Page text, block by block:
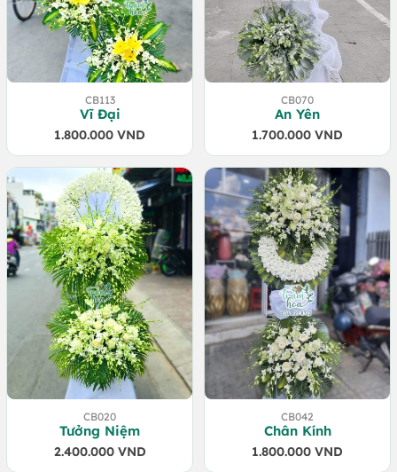
CB113
Vĩ Đại
1.800.000 VND
CB070
An Yên
1.700.000 VND
CB020
Tưởng Niệm
2.400.000 VND
CB042
Chân Kính
1.800.000 VND